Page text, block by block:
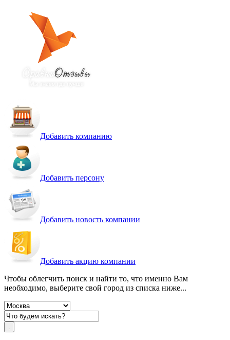
Добавить компанию
Добавить персону
Добавить новость компании
Добавить акцию компании
Чтобы облегчить поиск и найти то, что именно Вам
необходимо, выберите свой город из списка ниже...